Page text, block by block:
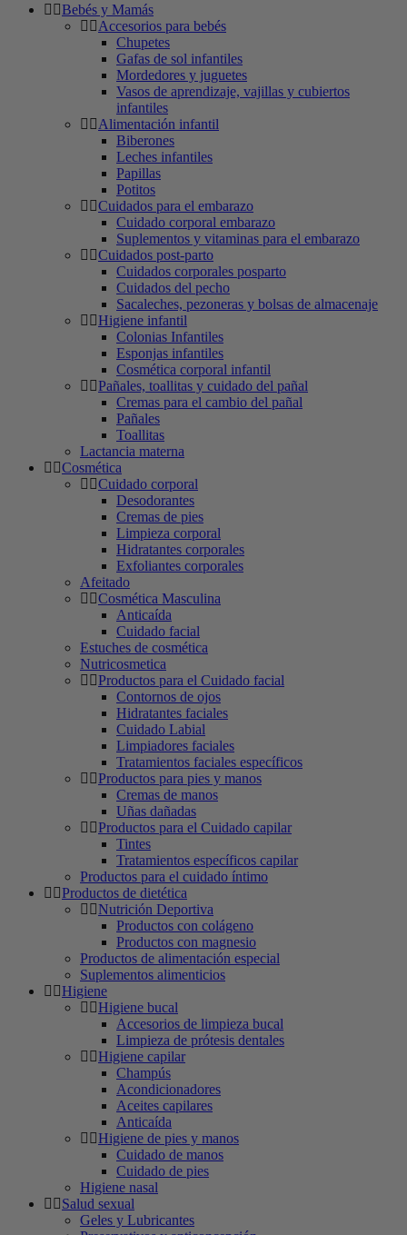
Bebés y Mamás
Accesorios para bebés
Chupetes
Gafas de sol infantiles
Mordedores y juguetes
Vasos de aprendizaje, vajillas y cubiertos
infantiles
Alimentación infantil
Biberones
Leches infantiles
Papillas
Potitos
Cuidados para el embarazo
Cuidado corporal embarazo
Suplementos y vitaminas para el embarazo
Cuidados post-parto
Cuidados corporales posparto
Cuidados del pecho
Sacaleches, pezoneras y bolsas de almacenaje
Higiene infantil
Colonias Infantiles
Esponjas infantiles
Cosmética corporal infantil
Pañales, toallitas y cuidado del pañal
Cremas para el cambio del pañal
Pañales
Toallitas
Lactancia materna
Cosmética
Cuidado corporal
Desodorantes
Cremas de pies
Limpieza corporal
Hidratantes corporales
Exfoliantes corporales
Afeitado
Cosmética Masculina
Anticaída
Cuidado facial
Estuches de cosmética
Nutricosmetica
Productos para el Cuidado facial
Contornos de ojos
Hidratantes faciales
Cuidado Labial
Limpiadores faciales
Tratamientos faciales específicos
Productos para pies y manos
Cremas de manos
Uñas dañadas
Productos para el Cuidado capilar
Tintes
Tratamientos específicos capilar
Productos para el cuidado íntimo
Productos de dietética
Nutrición Deportiva
Productos con colágeno
Productos con magnesio
Productos de alimentación especial
Suplementos alimenticios
Higiene
Higiene bucal
Accesorios de limpieza bucal
Limpieza de prótesis dentales
Higiene capilar
Champús
Acondicionadores
Aceites capilares
Anticaída
Higiene de pies y manos
Cuidado de manos
Cuidado de pies
Higiene nasal
Salud sexual
Geles y Lubricantes